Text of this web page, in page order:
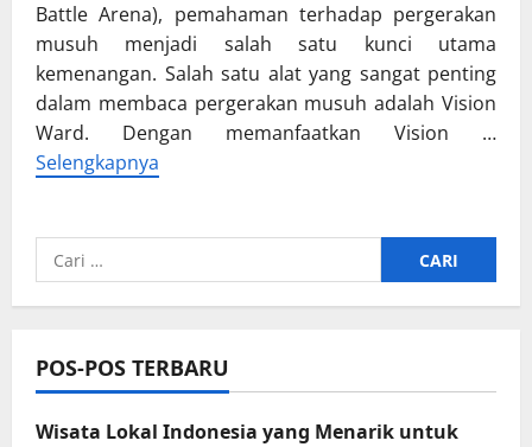
Battle Arena), pemahaman terhadap pergerakan
musuh menjadi salah satu kunci utama
kemenangan. Salah satu alat yang sangat penting
dalam membaca pergerakan musuh adalah Vision
Ward. Dengan memanfaatkan Vision …
Selengkapnya
Cari
untuk:
POS-POS TERBARU
Wisata Lokal Indonesia yang Menarik untuk